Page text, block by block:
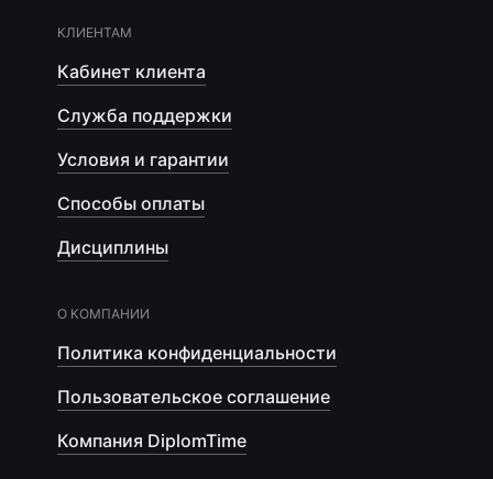
КЛИЕНТАМ
Кабинет клиента
Служба поддержки
Условия и гарантии
Способы оплаты
Дисциплины
О КОМПАНИИ
Политика конфиденциальности
Пользовательское соглашение
Компания DiplomTime